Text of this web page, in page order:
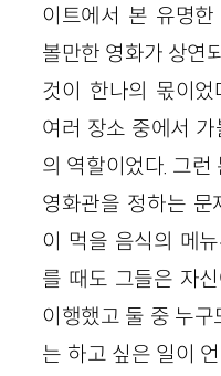
이트에서 본 유명
볼만한 영화가 상연
것이 한나의 몫이
여러 장소 중에서
의 역할이었다. 그런
영화관을 정하는 문
이 먹을 음식의 메
를 때도 그들은 자
이행했고 둘 중 누
는 하고 싶은 일이